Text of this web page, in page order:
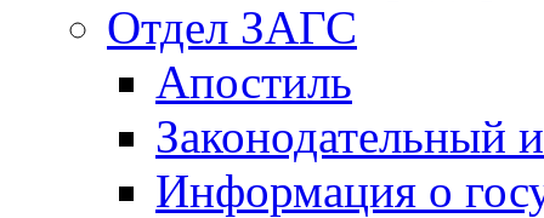
Отдел ЗАГС
Апостиль
Законодательный
Информация о